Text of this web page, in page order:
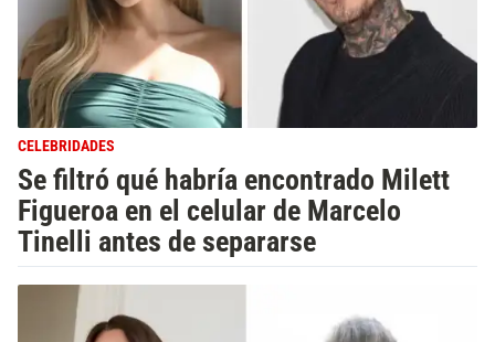
CELEBRIDADES
Se filtró qué habría encontrado Milett
Figueroa en el celular de Marcelo
Tinelli antes de separarse